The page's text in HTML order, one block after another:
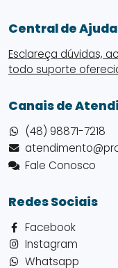
Central de Ajuda
Esclareça dúvidas,
todo suporte
Canais de
(48) 98871-7218
Fale Conosco
Redes Sociais
Facebook
Instagram
Whatsapp